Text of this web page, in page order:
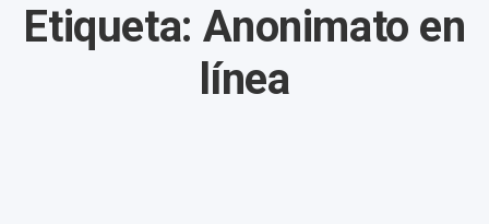
Etiqueta:Anonimato en
línea